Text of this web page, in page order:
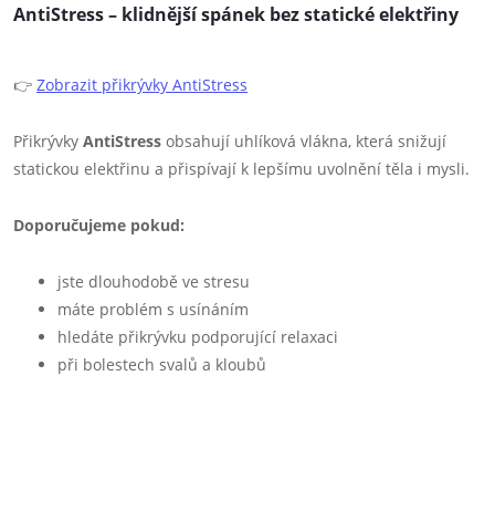
AntiStress – klidnější spánek bez statické elektřiny
👉 Zobrazit přikrývky AntiStress
Přikrývky AntiStress obsahují uhlíková vlákna, která snižují
statickou elektřinu a přispívají k lepšímu uvolnění těla i mysli.
Doporučujeme pokud:
jste dlouhodobě ve stresu
máte problém s usínáním
hledáte přikrývku podporující relaxaci
při bolestech svalů a kloubů